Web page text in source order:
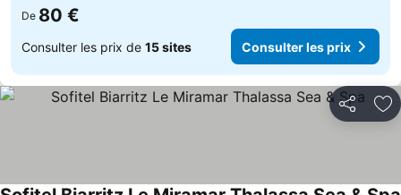
De 80 €
Consulter les prix de 15 sites Consulter les prix
Partager